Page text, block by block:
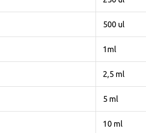
500 ul
1ml
2,5 ml
5 ml
10 ml